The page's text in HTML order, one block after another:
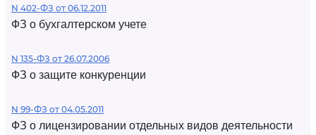
N 402-ФЗ от 06.12.2011
ФЗ о бухгалтерском учете
N 135-ФЗ от 26.07.2006
ФЗ о защите конкуренции
N 99-ФЗ от 04.05.2011
ФЗ о лицензировании отдельных видов деятельности